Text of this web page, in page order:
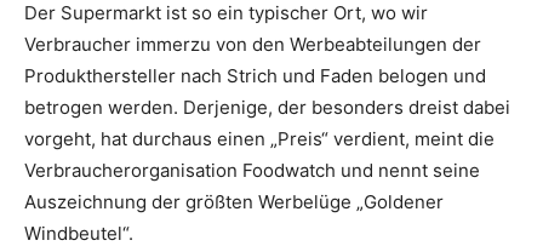
Der Supermarkt ist so ein typischer Ort, wo wir
Verbraucher immerzu von den Werbeabteilungen der
Produkthersteller nach Strich und Faden belogen und
betrogen werden. Derjenige, der besonders dreist dabei
vorgeht, hat durchaus einen „Preis“ verdient, meint die
Verbraucherorganisation Foodwatch und nennt seine
Auszeichnung der größten Werbelüge „Goldener
Windbeutel“.